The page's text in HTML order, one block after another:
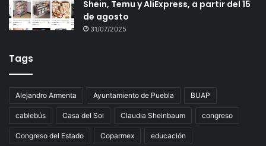
Shein, Temu y AliExpress, a partir del 15
de agosto
31/07/2025
Tags
Alejandro Armenta Ayuntamiento de Puebla BUAP
cablebús Casa del Sol Claudia Sheinbaum congreso
Congreso del Estado Coparmex educación